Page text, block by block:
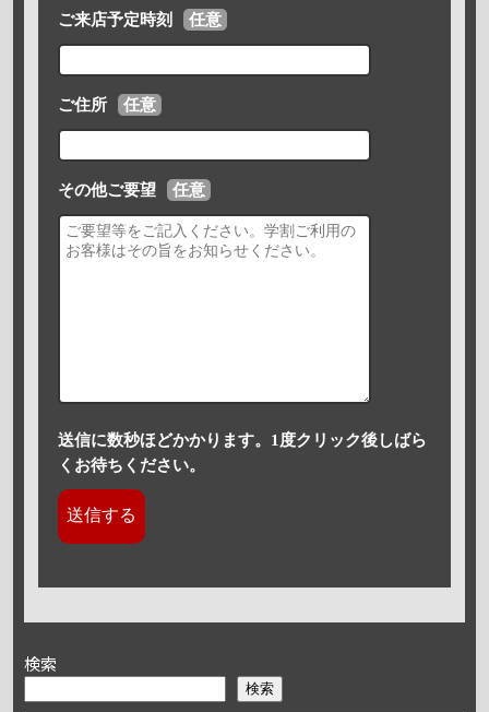
ご来店予定時刻 任意
ご住所 任意
その他ご要望 任意
送信に数秒ほどかかります。1度クリック後しばら
くお待ちください。
検索
検索